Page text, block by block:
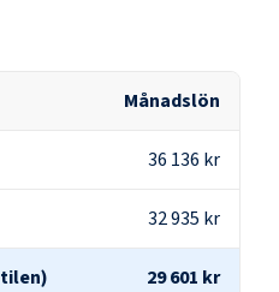
Månadslön
36 136 kr
32 935 kr
29 601 kr